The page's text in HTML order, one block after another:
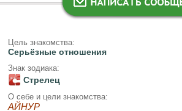
Цель знакомства:
Серьёзные отношения
Знак зодиака:
Стрелец
О себе и цели знакомства:
АЙНУР